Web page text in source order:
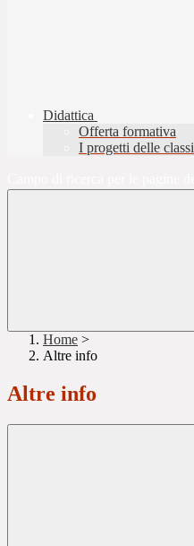
Didattica
Offerta formativa
I progetti delle classi
Home >
Altre info
Altre info